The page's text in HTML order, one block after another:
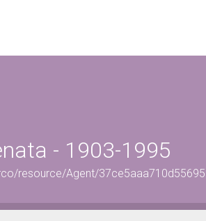
- 1903-1995
resource/Agent/